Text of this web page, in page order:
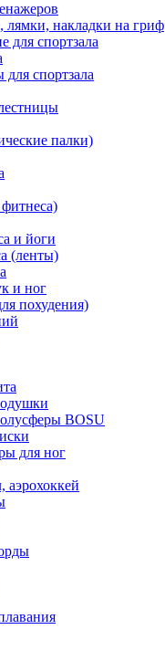
лямки, накладки на гриф
для спортзала
спортзала
палки)
и йоги
(ленты)
и ног
похудения)
BOSU
для ног
аэрохоккей